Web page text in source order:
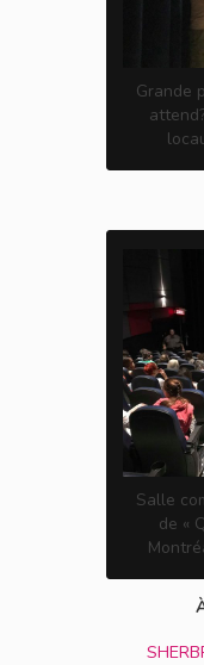
Grande
Salle
de «